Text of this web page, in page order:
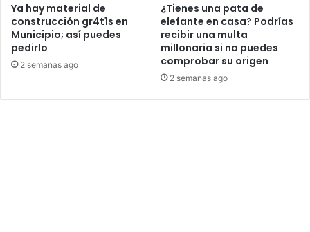
Ya hay material de
construcción gr4t1s en
Municipio; así puedes
pedirlo
2 semanas ago
¿Tienes una pata de
elefante en casa? Podrías
recibir una multa
millonaria si no puedes
comprobar su origen
2 semanas ago